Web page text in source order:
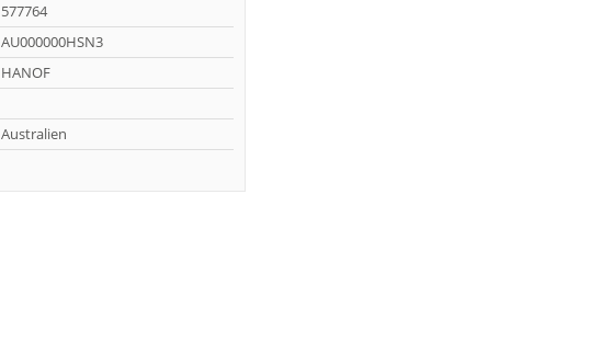
577764
AU000000HSN3
HANOF
Australien